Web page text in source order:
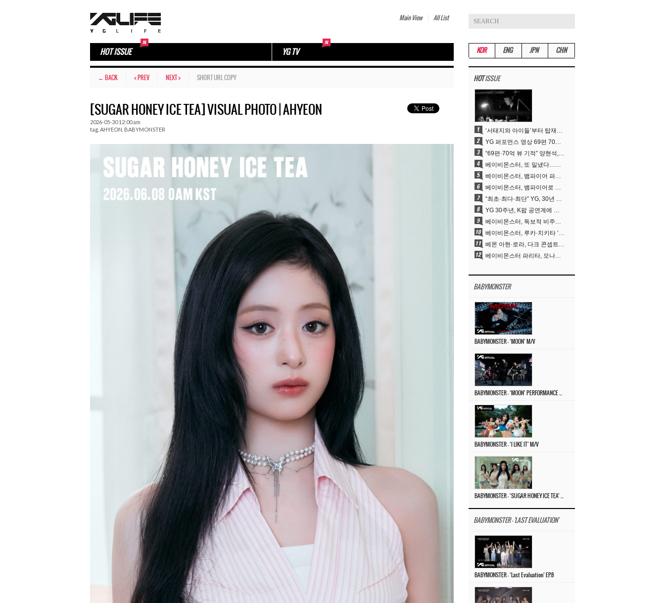
Main View All List
HOT ISSUE YG TV
← BACK < PREV NEXT > SHORT URL COPY
[SUGAR HONEY ICE TEA] VISUAL PHOTO | AHYEON
2026-05-30 12:00 am
tag. AHYEON BABYMONSTER
KOR ENG JPN CHN
HOTISSUE
‘서태지와 아이들’부터 탑재한 안무DNA…양현석, YG 퍼포먼스 비디오 70억 뷰 신화의 시작
YG 퍼포먼스 영상 69편 70억뷰…양현석 제작 철학 통했다
“69편·70억 뷰 기적” 양현석, YG 퍼포먼스 비디오 100% 직접 만든 이유
베이비몬스터, 또 일냈다…유튜브 월드와이드 1위
베이비몬스터, 뱀파이어 파격 변신..유튜브 트렌딩 1위 직행
베이비몬스터, 뱀파이어로 변신…‘MOON’으로 찍은 3개월 프로젝트
“최초·최다·최단” YG, 30년 뚝심이 빚어낸 K팝 투어의 새 지평
YG 30주년, K팝 공연계에 어떤 것을 남겼나
베이비몬스터, 독보적 비주얼과 압도적 소화력..’MOON’
베이비몬스터, 루카·치키타 ‘문’ 비주얼 공개…절제된 카리스마·유니크 비주얼
베몬 아현·로라, 다크 콘셉트 완벽 소화…’문’ 비주얼 포토 공개
베이비몬스터 파리타, 모나리자 눈썹도 완벽 소화‥아사와 강렬 아우라
BABYMONSTER
BABYMONSTER – ‘MOON’ M/V
BABYMONSTER – ‘I LIKE IT’ M/V
BABYMONSTER - 'LAST EVALUATION'
BABYMONSTER – ‘Last Evaluation’ EP.8